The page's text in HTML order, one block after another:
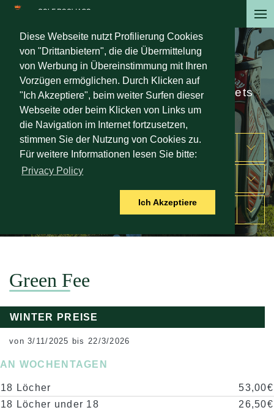
Diese Webseite nutzt Profilierung Cookies
von "Drittanbietern", die die Übermittelung
von Werbung in Übereinstimmung mit Ihren
Vorzügen ermöglichen. Durch Klicken auf
"Ich Akzeptiere", beim weiter Surfen dieser
Webseite oder beim Klicken von Links um
die Navigation im Internet fortzusetzen,
stimmen Sie der Nutzung von Cookies zu.
Für weitere Informationen lesen Sie bitte:
Privacy Policy
Ich Akzeptiere
Direkt
Inhalt
Preise
Preise für tägliche Green Fees, Carnets
und weitere Dienste
UNTERRICHT
Green Fee
WINTER PREISE
von 3/11/2025 bis 22/3/2026
AN WOCHENTAGEN
18 Löcher
53,00€
18 Löcher under 18
26,50€